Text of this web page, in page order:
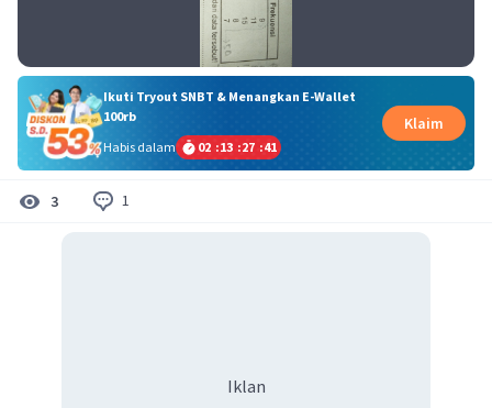
Ikuti Tryout SNBT & Menangkan E-Wallet
100rb
Habis dalam
02 :13 :27 :40
Klaim
3 1
Iklan